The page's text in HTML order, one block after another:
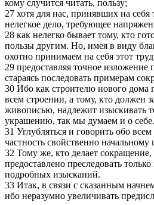
кому случится читать, пользу;
27 хотя для нас, принявших на себя
нелегкое дело, требующее
28 как нелегко бывает тому, кто
пользы другим. Но, имея в виду
охотно принимаем на себя этот
29 предоставляя точное изложение
стараясь последовать примерам
30 Ибо как строителю нового дома
всем строении, а тому, кто должен
живописью, надлежит изыскивать
украшению, так мы думаем и о себе.
31 Углубляться и говорить обо
частность свойственно
32 Тому же, кто делает
предоставлено преследовать
подробных изысканий.
33 Итак, в связи с сказанным
ибо неразумно увеличивать